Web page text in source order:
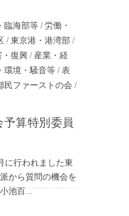
臨海部等 / 労働・
/ 東京港・港湾部 /
・復興 / 産業・経
環境・騒音等 / 表
民ファーストの会 /
算特別委員
に行われました東
から質問の機会を
池百...